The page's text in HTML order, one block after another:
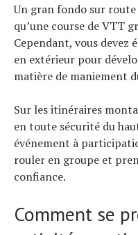
Un gran fondo sur route
qu’une course de VTT
Cependant, vous devez
en extérieur pour
matière de maniement
Sur les itinéraires
en toute sécurité du
événement à
rouler en groupe et
confiance.
Comment se